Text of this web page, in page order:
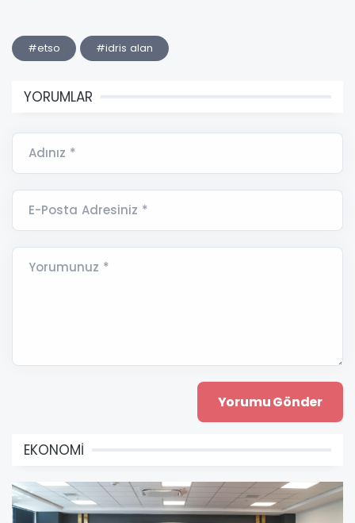
#etso #idris alan
YORUMLAR
Adınız *
E-Posta Adresiniz *
Yorumunuz *
EKONOMİ